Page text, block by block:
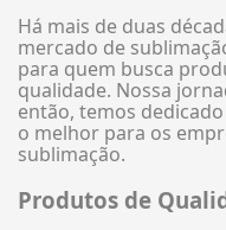
Há mais de duas
mercado de
para quem busca
qualidade. Nossa
então, temos
o melhor para os
sublimação.
Produtos de